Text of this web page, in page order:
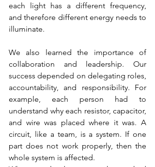
each light has a different frequency,
and therefore different energy needs to
illuminate.
We also learned the importance of
collaboration and leadership. Our
success depended on delegating roles,
accountability, and responsibility. For
example, each person had to
understand why each resistor, capacitor,
and wire was placed where it was. A
circuit, like a team, is a system. If one
part does not work properly, then the
whole system is affected.